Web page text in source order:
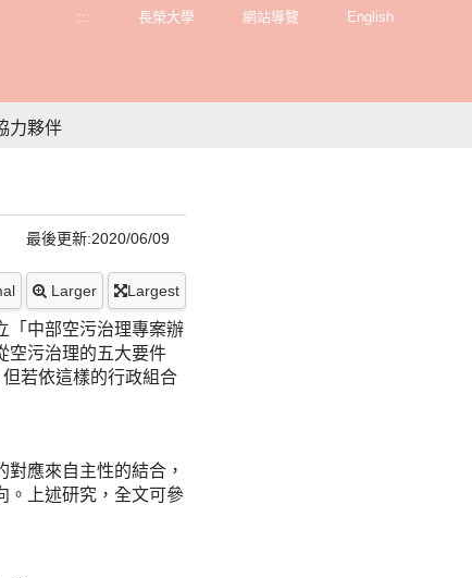
::: 長榮大學 網站導覽 English
力夥伴
最後更新:2020/06/09
Larger Largest
「中部空污治理專案辦
空污治理的五大要件
若依這樣的行政組合
應來自主性的結合，
。上述研究，全文可參